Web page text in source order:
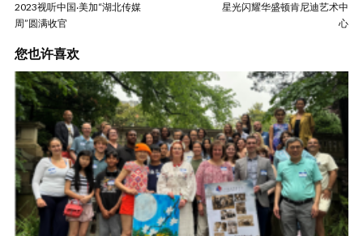
2023视听中国‧美加“湖北传媒
周”圆满收官
星光闪耀华盛顿肯尼迪艺术中
心
您也许喜欢